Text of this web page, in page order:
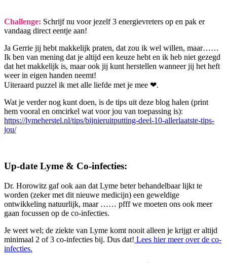
Challenge: Schrijf nu voor jezelf 3 energievreters op en pak er
vandaag direct eentje aan!
Ja Gerrie jij hebt makkelijk praten, dat zou ik wel willen, maar……
Ik ben van mening dat je altijd een keuze hebt en ik heb niet gezegd
dat het makkelijk is, maar ook jij kunt herstellen wanneer jij het heft
weer in eigen handen neemt!
Uiteraard puzzel ik met alle liefde met je mee ❤.
Wat je verder nog kunt doen, is de tips uit deze blog halen (print
hem vooral en omcirkel wat voor jou van toepassing is):
https://lymeherstel.nl/tips/bijnieruitputting-deel-10-allerlaatste-tips-
jou/
Up-date Lyme & Co-infecties:
Dr. Horowitz gaf ook aan dat Lyme beter behandelbaar lijkt te
worden (zeker met dit nieuwe medicijn) een geweldige
ontwikkeling natuurlijk, maar …… pfff we moeten ons ook meer
gaan focussen op de co-infecties.
Je weet wel; de ziekte van Lyme komt nooit alleen je krijgt er altijd
minimaal 2 of 3 co-infecties bij. Dus dat! Lees hier meer over de co-
infecties.